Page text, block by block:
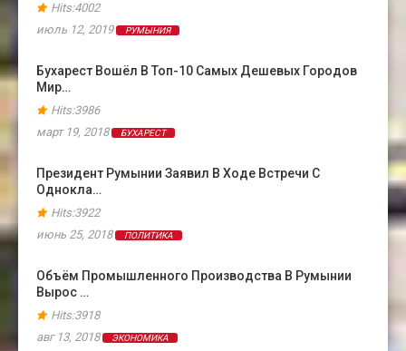
Hits:4002
июль 12, 2019
РУМЫНИЯ
Бухарест Вошёл В Топ-10 Самых Дешевых Городов
Мир…
Hits:3986
март 19, 2018
БУХАРЕСТ
Президент Румынии Заявил В Ходе Встречи С
Однокла…
Hits:3922
июнь 25, 2018
ПОЛИТИКА
Объём Промышленного Производства В Румынии
Вырос …
Hits:3918
авг 13, 2018
ЭКОНОМИКА